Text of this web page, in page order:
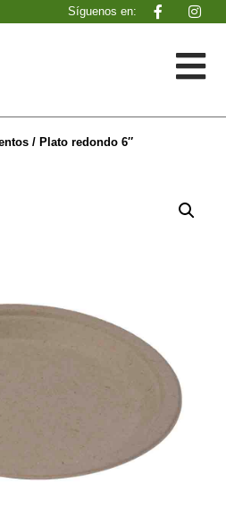
Síguenos en:
/ Plato redondo 6″